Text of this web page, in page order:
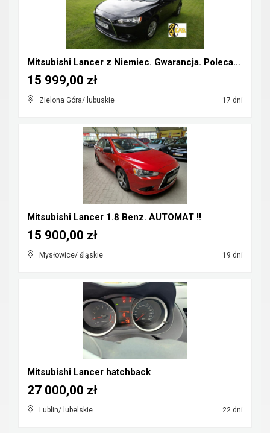
Mitsubishi Lancer z Niemiec. Gwarancja. Polecam !!...
Zielona Góra/ lubuskie 17 dni
15 999,00 zł
Mitsubishi Lancer 1.8 Benz. AUTOMAT !!
Mysłowice/ śląskie 19 dni
15 900,00 zł
Mitsubishi Lancer hatchback
Lublin/ lubelskie 22 dni
27 000,00 zł